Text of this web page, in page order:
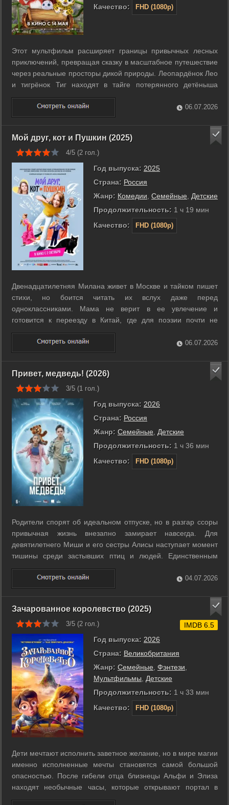
Качество: FHD (1080p)
Этот мультфильм расширяет границы привычных лесных
приключений, превращая сказку в масштабное путешествие
через реальные просторы дикой природы. Леопардёнок Лео
и тигрёнок Тиг находят в тайге потерянного детёныша
нерпы. Друзья узнают, что малыш должен вернуться в воды
Байкала. Легенда гласит, что за спасение нерпы дракон
исполнит одно заветное ...
06.07.2026
Мой друг, кот и Пушкин (2025)
4/5 (2 гол.)
Год выпуска: 2025
Страна: Россия
Жанр: Комедии, Семейные, Детские
Продолжительность: 1 ч 19 мин
Качество:
FHD (1080p)
Двенадцатилетняя Милана живет в Москве и тайком пишет
стихи, но боится читать их вслух даже перед
одноклассниками. Мама не верит в ее увлечение и
готовится к переезду в Китай, где для поэзии почти не
останется места. Узнав о Всероссийском конкурсе рэп
дуэлей по роману Евгений Онегин, девочка решает
участвовать и доказать, что ее стихи могут ...
06.07.2026
Привет, медведь! (2026)
3/5 (1 гол.)
Год выпуска: 2026
Страна: Россия
Жанр: Семейные
Детские
Продолжительность: 1 ч 36 мин
Качество:
FHD (1080p)
Родители спорят об идеальном отпуске, но в разгар ссоры
привычная жизнь внезапно замирает навсегда. Для
девятилетнего Миши и его сестры Алисы наступает момент
тишины среди застывших птиц и людей. Единственным
выходом становится загадочная игра в телефоне. Чтобы
вернуть мир в движение, дети должны отправиться в
настоящее путешествие по всей стране. ...
04.07.2026
Зачарованное королевство (2025)
3/5 (2 гол.)
Год выпуска: 2026
Страна: Великобритания
Жанр: Семейные, Фэнтези,
Мультфильмы, Детские
Продолжительность: 1 ч 33 мин
Качество:
FHD (1080p)
IMDB 6.5
Дети мечтают исполнить заветное желание, но в мире магии
именно исполненные мечты становятся самой большой
опасностью. После гибели отца близнецы Альфи и Элиза
находят необычные часы, которые открывают портал в
далекую Страну Иногда. В этом месте времена года